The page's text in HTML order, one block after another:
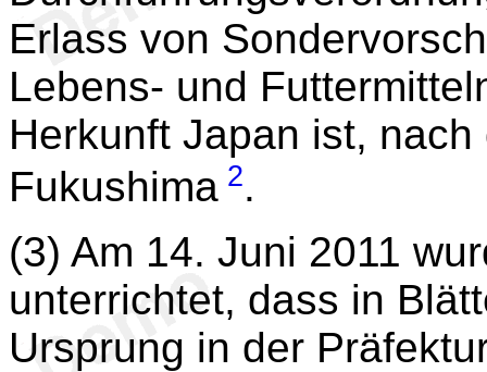
Erlass von
Lebens- und
Herkunft Japan ist,
Fukushima 2.
(3) Am 14. Juni 2011
unterrichtet, dass in
Ursprung in der